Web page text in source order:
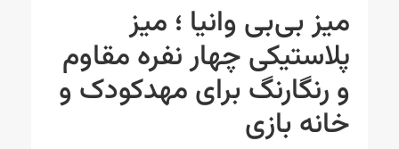
میز بی‌بی وانیا ؛ میز
پلاستیکی چهار نفره مقاوم
و رنگارنگ برای مهدکودک و
خانه بازی